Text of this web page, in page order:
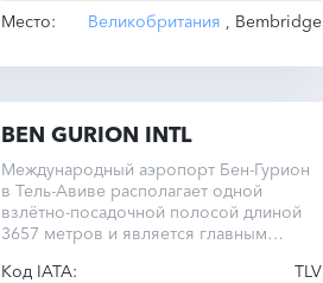
Место:
Великобритания , Bembridge
BEN GURION INTL
Международный аэропорт Бен-Гурион
в Тель-Авиве располагает одной
взлётно-посадочной полосой длиной
3657 метров и является главным
Код IATA:
TLV